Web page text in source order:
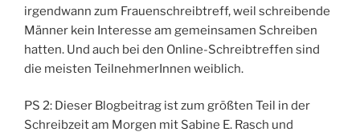
irgendwann zum Frauenschreibtreff, weil schreibende
Männer kein Interesse am gemeinsamen Schreiben
hatten. Und auch bei den Online-Schreibtreffen sind
die meisten TeilnehmerInnen weiblich.
PS 2: Dieser Blogbeitrag ist zum größten Teil in der
Schreibzeit am Morgen mit Sabine E. Rasch und